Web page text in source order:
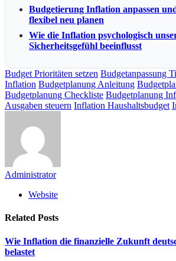
Budgetierung Inflation anpassen
flexibel neu planen
Wie die Inflation psychologisch
Sicherheitsgefühl beeinflusst
Budget Prioritäten setzen Budgetanpassung
Inflation Budgetplanung Anleitung
Budgetplanung Checkliste Budgetplanung
Ausgaben steuern Inflation Haushaltsbudget
Administrator
Website
Related Posts
Wie Inflation die finanzielle Zukunft
belastet